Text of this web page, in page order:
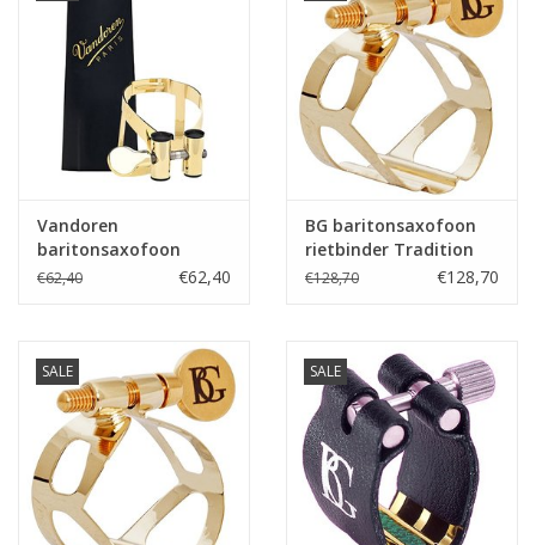
Vandoren
baritonsaxofoon
rietbinder M/O
€62,40 €62,40
BG baritonsaxofoon
rietbinder Tradition
Verguld
€128,70 €128,70
SALE SALE